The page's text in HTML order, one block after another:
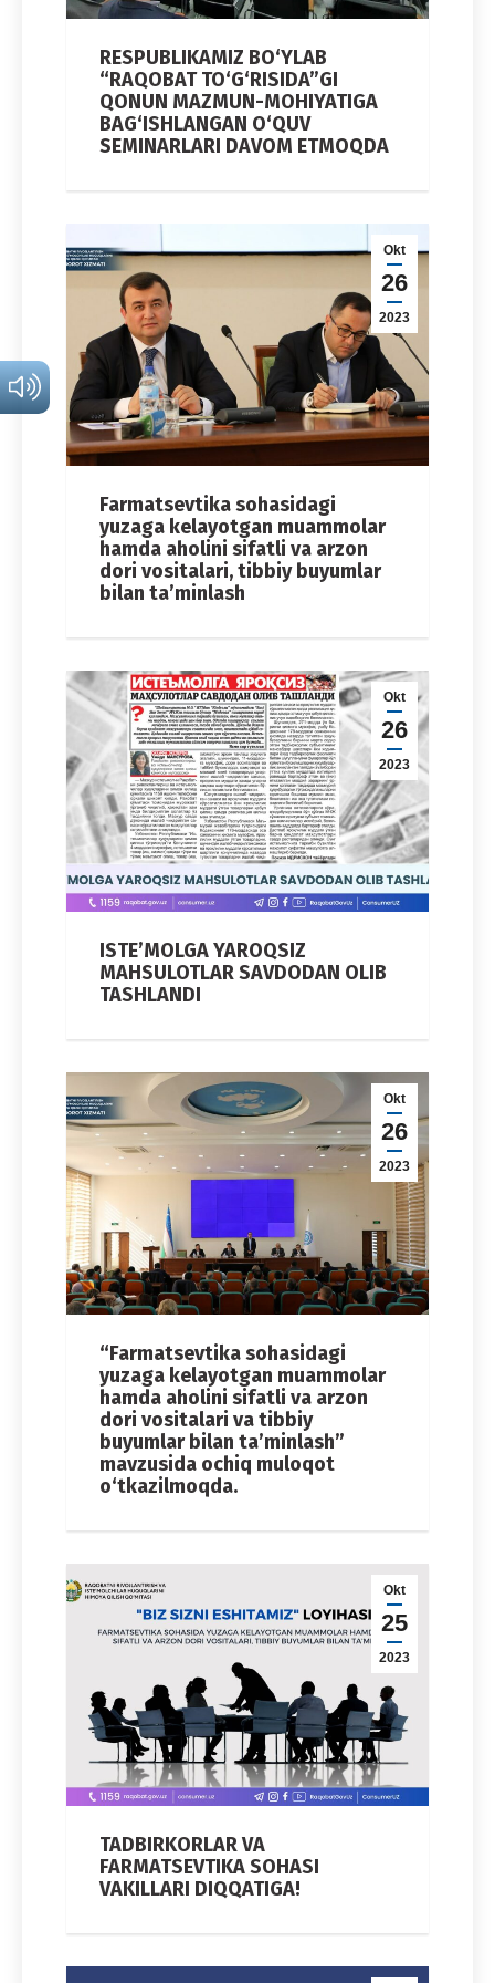
RESPUBLIKAMIZ BO‘YLAB
“RAQOBAT TO‘G‘RISIDA”GI
QONUN MAZMUN-MOHIYATIGA
BAG‘ISHLANGAN O‘QUV
SEMINARLARI DAVOM ETMOQDA
Okt
26
2023
Farmatsevtika sohasidagi
yuzaga kelayotgan muammolar
hamda aholini sifatli va arzon
dori vositalari, tibbiy buyumlar
bilan ta’minlash
Okt
26
2023
ISTE’MOLGA YAROQSIZ
MAHSULOTLAR SAVDODAN OLIB
TASHLANDI
Okt
26
2023
“Farmatsevtika sohasidagi
yuzaga kelayotgan muammolar
hamda aholini sifatli va arzon
dori vositalari va tibbiy
buyumlar bilan ta’minlash”
mavzusida ochiq muloqot
o‘tkazilmoqda.
Okt
25
2023
TADBIRKORLAR VA
FARMATSEVTIKA SOHASI
VAKILLARI DIQQATIGA!